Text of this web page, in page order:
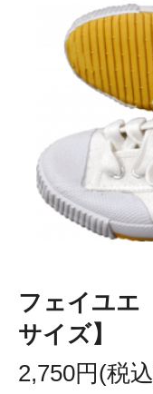
フェイユエ
サイズ】
2,750円(税